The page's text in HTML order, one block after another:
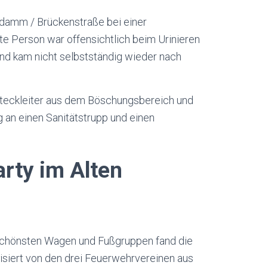
/ Brückenstraße bei einer
Person war offensichtlich beim Urinieren
kam nicht selbstständig wieder nach
aus dem Böschungsbereich und
einen Sanitätstrupp und einen
im Alten
Wagen und Fußgruppen fand die
von den drei Feuerwehrvereinen aus